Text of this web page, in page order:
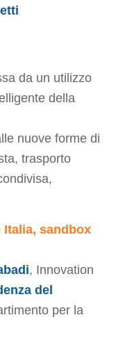
da un utilizzo
della
nuove forme di
trasporto
Italia, sandbox
, Innovation
del
per la